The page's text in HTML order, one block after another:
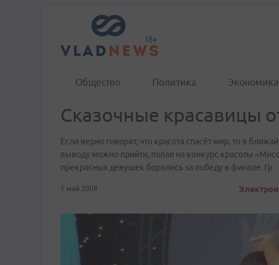
Общество Политика Экономика
Сказочные красавицы
Если верно говорят, что красота спасёт мир, то в
выводу можно прийти, попав на конкурс красоты
прекрасных девушек боролись за победу в финале. Гр
1 май 2008